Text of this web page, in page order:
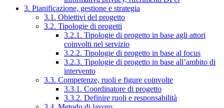
3. Pianificazione, gestione e strategia
3.1. Obiettivi del progetto
3.2. Tipologie di progetti
3.2.1. Tipologie di progetto in base agli attori
coinvolti nel servizio
3.2.2. Tipologie di progetto in base al focus
3.2.3. Tipologie di progetto in base all’ambito di
intervento
3.3. Competenze, ruoli e figure coinvolte
3.3.1. Coordinatore di progetto
3.3.2. Definire ruoli e responsabilità